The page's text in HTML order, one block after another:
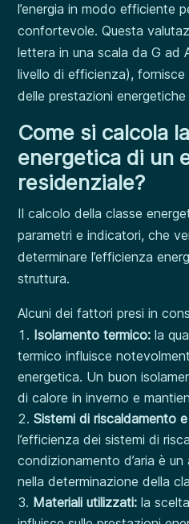
l’energia in modo efficiente
confortevole. Questa
lettera in una scala da G ad
livello di efficienza), fornisce
delle prestazioni energetiche
Come si calcola
energetica di un
residenziale?
Il calcolo della classe
parametri e indicatori, che
determinare l’efficienza
struttura.
Alcuni dei fattori presi in
Isolamento termico: la
termico influisce
energetica. Un buon
di calore in inverno e
Sistemi di riscaldamento
l’efficienza dei sistemi di
condizionamento d’aria è
nella determinazione della
Materiali utilizzati: la